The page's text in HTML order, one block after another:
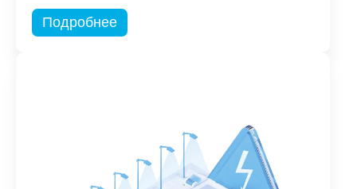
Подробнее